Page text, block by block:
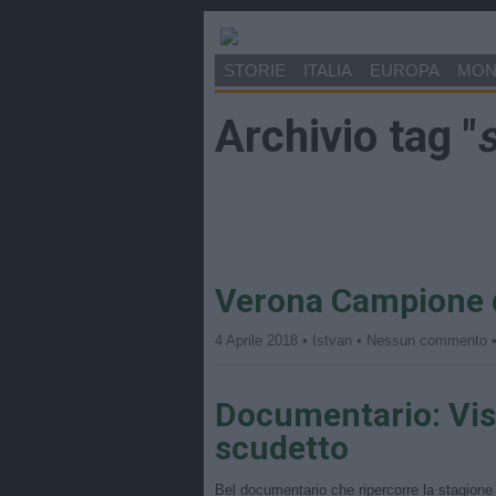
STORIE ITALIA EUROPA
Archivio tag "
Verona Campione
4 Aprile 2018 • Istvan • Nessun commento •
Documentario:
scudetto
Bel documentario che ripercorre la